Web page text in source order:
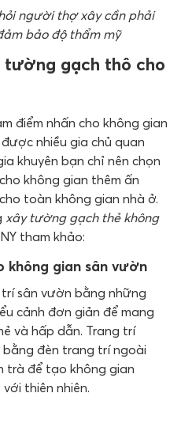
người thợ xây cần phải
bảo độ thẩm mỹ
gạch thô cho
điểm nhấn cho không gian
nhiều gia chủ quan
khuyên bạn chỉ nên chọn
không gian thêm ấn
toàn không gian nhà ở.
xây tường gạch thẻ không
tham khảo:
gian sân vườn
sân vườn bằng những
cảnh đơn giản để mang
và hấp dẫn. Trang trí
đèn trang trí ngoài
trà để tạo không gian
thiên nhiên.